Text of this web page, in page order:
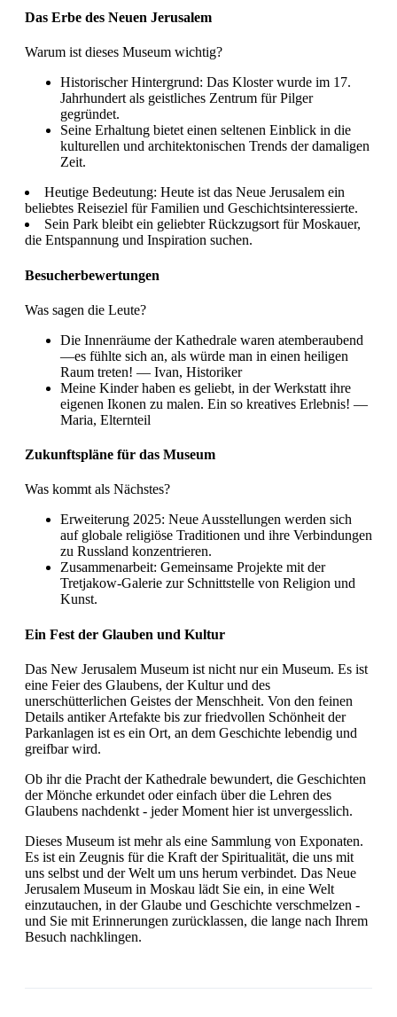
Das Erbe des Neuen Jerusalem
Warum ist dieses Museum wichtig?
Historischer Hintergrund: Das Kloster wurde im 17.
Jahrhundert als geistliches Zentrum für Pilger
gegründet.
Seine Erhaltung bietet einen seltenen Einblick in die
kulturellen und architektonischen Trends der damaligen
Zeit.
Heutige Bedeutung: Heute ist das Neue Jerusalem ein
beliebtes Reiseziel für Familien und Geschichtsinteressierte.
Sein Park bleibt ein geliebter Rückzugsort für Moskauer,
die Entspannung und Inspiration suchen.
Besucherbewertungen
Was sagen die Leute?
Die Innenräume der Kathedrale waren atemberaubend
—es fühlte sich an, als würde man in einen heiligen
Raum treten! — Ivan, Historiker
Meine Kinder haben es geliebt, in der Werkstatt ihre
eigenen Ikonen zu malen. Ein so kreatives Erlebnis! —
Maria, Elternteil
Zukunftspläne für das Museum
Was kommt als Nächstes?
Erweiterung 2025: Neue Ausstellungen werden sich
auf globale religiöse Traditionen und ihre Verbindungen
zu Russland konzentrieren.
Zusammenarbeit: Gemeinsame Projekte mit der
Tretjakow-Galerie zur Schnittstelle von Religion und
Kunst.
Ein Fest der Glauben und Kultur
Das New Jerusalem Museum ist nicht nur ein Museum. Es ist
eine Feier des Glaubens, der Kultur und des
unerschütterlichen Geistes der Menschheit. Von den feinen
Details antiker Artefakte bis zur friedvollen Schönheit der
Parkanlagen ist es ein Ort, an dem Geschichte lebendig und
greifbar wird.
Ob ihr die Pracht der Kathedrale bewundert, die Geschichten
der Mönche erkundet oder einfach über die Lehren des
Glaubens nachdenkt - jeder Moment hier ist unvergesslich.
Dieses Museum ist mehr als eine Sammlung von Exponaten.
Es ist ein Zeugnis für die Kraft der Spiritualität, die uns mit
uns selbst und der Welt um uns herum verbindet. Das Neue
Jerusalem Museum in Moskau lädt Sie ein, in eine Welt
einzutauchen, in der Glaube und Geschichte verschmelzen -
und Sie mit Erinnerungen zurücklassen, die lange nach Ihrem
Besuch nachklingen.